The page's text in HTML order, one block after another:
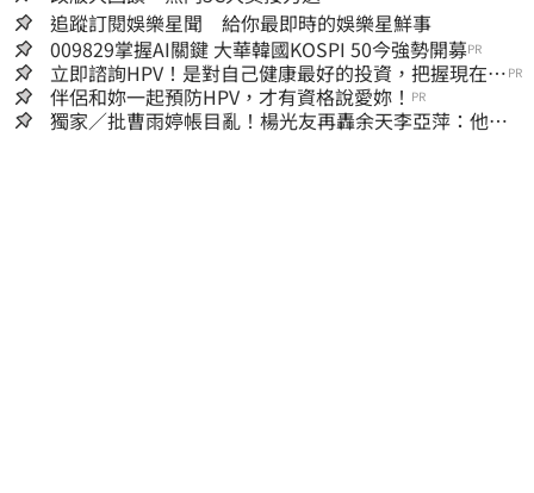
追蹤訂閱娛樂星聞 給你最即時的娛樂星鮮事
009829掌握AI關鍵 大華韓國KOSPI 50今強勢開募PR
立即諮詢HPV！是對自己健康最好的投資，把握現在不
嫌晚！
PR
伴侶和妳一起預防HPV，才有資格說愛妳！ PR
獨家／批曹雨婷帳目亂！楊光友再轟余天李亞萍：他們